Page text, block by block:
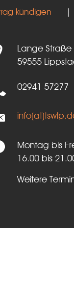
kündigen
Lange Straße
59555
02941 57277
Montag bis
16.00 bis
Weitere